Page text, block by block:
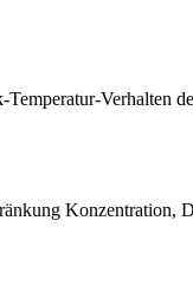
Verhalten
Konzentration,